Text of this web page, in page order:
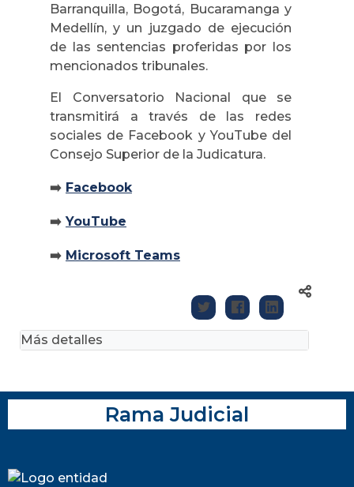
Barranquilla, Bogotá, Bucaramanga y
Medellín, y un juzgado de ejecución
de las sentencias proferidas por los
mencionados tribunales.
El Conversatorio Nacional que se
transmitirá a través de las redes
sociales de Facebook y YouTube del
Consejo Superior de la Judicatura.
➡️ Facebook
➡️ YouTube
➡️ Microsoft Teams
Más detalles
Rama Judicial